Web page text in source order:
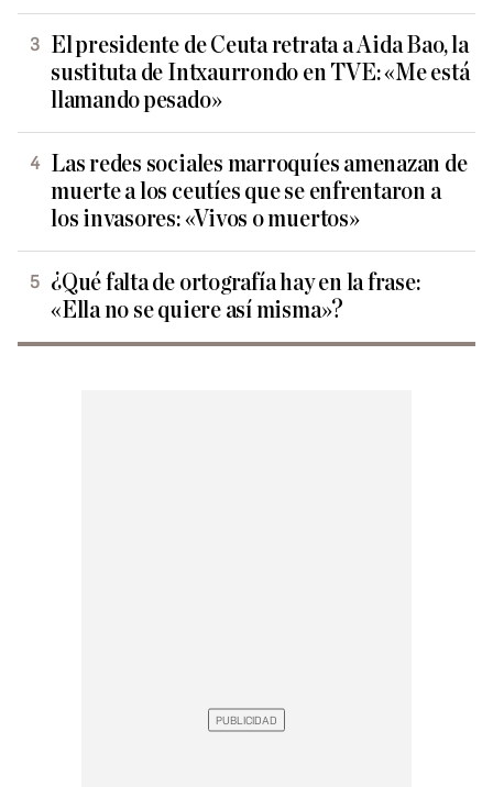
El presidente de Ceuta retrata a Aida Bao, la
sustituta de Intxaurrondo en TVE: «Me está
llamando pesado»
Las redes sociales marroquíes amenazan de
muerte a los ceutíes que se enfrentaron a
los invasores: «Vivos o muertos»
¿Qué falta de ortografía hay en la frase:
«Ella no se quiere así misma»?